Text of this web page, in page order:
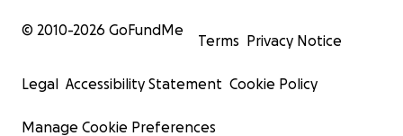
© 2010-2026 GoFundMe
Terms Privacy Notice
Legal Accessibility Statement Cookie Policy
Manage Cookie Preferences